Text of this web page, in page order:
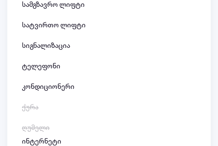
სამგზავრო ლიფტი
სატვირთო ლიფტი
სიგნალიზაცია
ტელეფონი
კონდიციონერი
ქურა
ღუმელი
ინტერნეტი